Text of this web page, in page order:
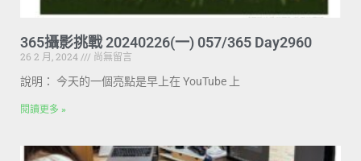
365攝影挑戰 20240226(一) 057/365 Day2960
26 2 月, 2024
尚無留言
說明： 今天的一個亮點是早上在 YouTube 上
閱讀更多 »